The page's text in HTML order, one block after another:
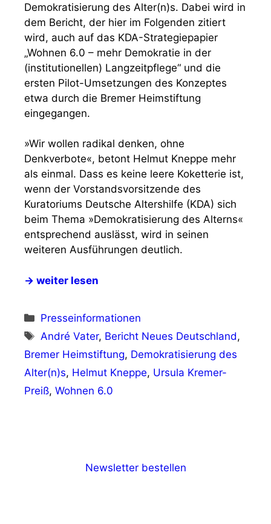
Demokratisierung des Alter(n)s. Dabei wird in
dem Bericht, der hier im Folgenden zitiert
wird, auch auf das KDA-Strategiepapier
„Wohnen 6.0 – mehr Demokratie in der
(institutionellen) Langzeitpflege“ und die
ersten Pilot-Umsetzungen des Konzeptes
etwa durch die Bremer Heimstiftung
eingegangen.
»Wir wollen radikal denken, ohne
Denkverbote«, betont Helmut Kneppe mehr
als einmal. Dass es keine leere Koketterie ist,
wenn der Vorstandsvorsitzende des
Kuratoriums Deutsche Altershilfe (KDA) sich
beim Thema »Demokratisierung des Alterns«
entsprechend auslässt, wird in seinen
weiteren Ausführungen deutlich.
→ weiter lesen
Kategorien
Presseinformationen
Schlagwörter
André Vater, Bericht Neues Deutschland,
Bremer Heimstiftung, Demokratisierung des
Alter(n)s, Helmut Kneppe, Ursula Kremer-
Preiß, Wohnen 6.0
Newsletter bestellen